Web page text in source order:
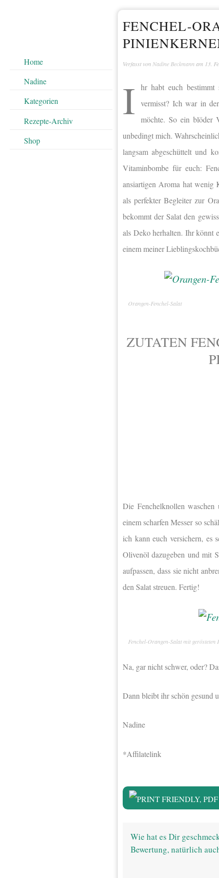
Home
Nadine
Kategorien
Rezepte-Archiv
Shop
FENCHEL-
Verfasst von Nadine Beckmann am 13.
I hr habt euch bestimmt
vermisst? Ich war in
möchte. So ein blöder
unbedingt mich.
langsam abgeschüttelt und
Vitaminbombe für euch:
ansiartigen Aroma hat
als perfekter Begleiter zur
bekommt der Salat den
als Deko herhalten. Ihr könnt
einem meiner
Orangen-Fenchel-Salat
ZUTATEN
Die Fenchelknollen
einem scharfen Messer so
ich kann euch versichern, es
Olivenöl dazugeben und mit
aufpassen, dass sie nicht
den Salat streuen. Fertig!
Fenchel-Orangen-Salat mit gerösteten
Na, gar nicht schwer, oder?
Dann bleibt ihr schön gesund
Nadine
*Affilatelink
Wie hat es Dir
Bewertung, natürlich